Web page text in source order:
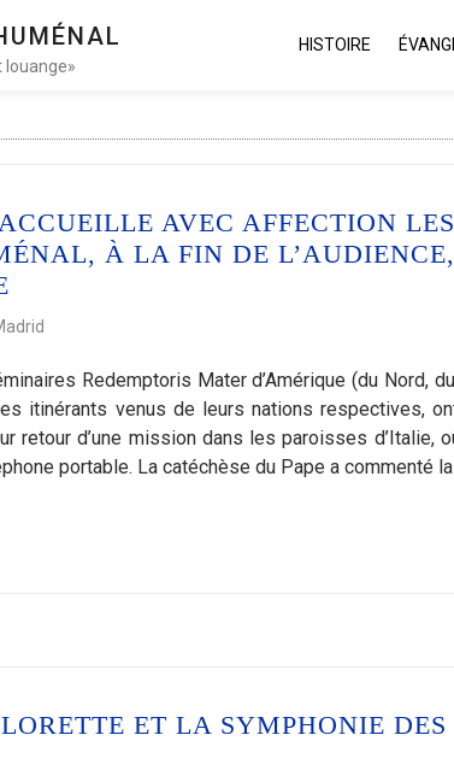
louange»
HISTOIRE
AVEC AFFECTION
À LA FIN DE
Redemptoris Mater d’Amérique (du Nord,
itinérants venus de leurs nations respectives,
retour d’une mission dans les paroisses d’Italie,
portable. La catéchèse du Pape a commenté
ET LA SYMPHONIE